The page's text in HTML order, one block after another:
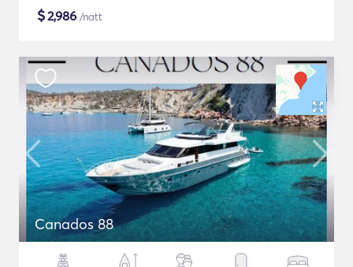
$2,986 /natt
Canados 88